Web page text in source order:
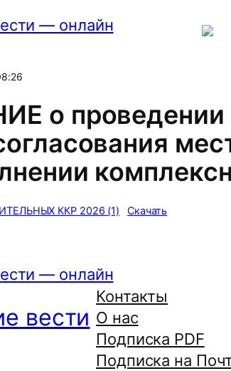
о проведении
ККР 2026 (1) Скачать
вести
Контакты
О нас
Подписка PDF
Подписка на